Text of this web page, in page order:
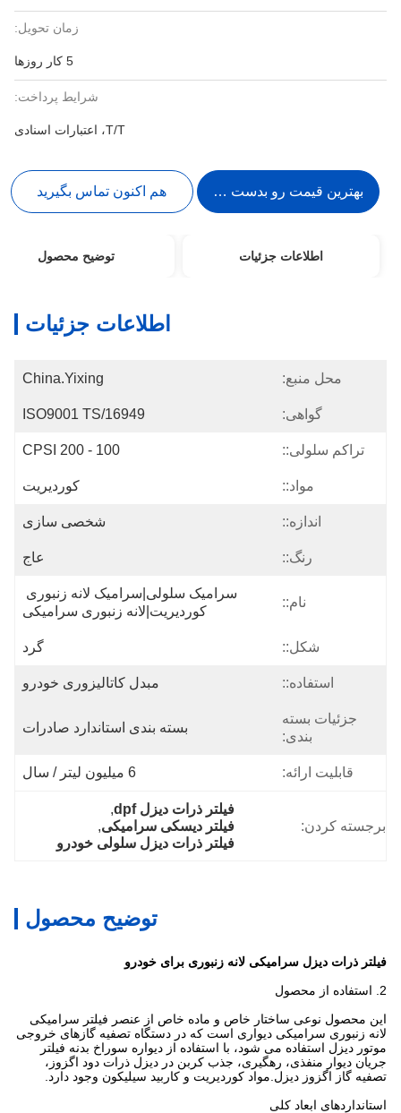
زمان تحویل:
5 کار روزها
شرایط پرداخت:
T/T، اعتبارات اسنادی
بهترین قیمت رو بدست بیار هم اکنون تماس بگیرید
اطلاعات جزئیات توضیح محصول
اطلاعات جزئیات
محل منبع: China.Yixing
گواهی: ISO9001 TS/16949
تراکم سلولی:: 100 - 200 CPSI
مواد:: کوردیریت
اندازه:: شخصی سازی
رنگ:: عاج
نام::
سرامیک سلولی|سرامیک لانه زنبوری
کوردیریت|لانه زنبوری سرامیکی
شکل:: گرد
استفاده:: مبدل کاتالیزوری خودرو
جزئیات بسته
بندی:
بسته بندی استاندارد صادرات
قابلیت ارائه: 6 میلیون لیتر / سال
برجسته کردن:
فیلتر ذرات دیزل dpf
,
فیلتر دیسکی سرامیکی ,
فیلتر ذرات دیزل سلولی خودرو
توضیح محصول
فیلتر ذرات دیزل سرامیکی لانه زنبوری برای خودرو
این محصول نوعی ساختار خاص و ماده خاص از عنصر فیلتر سرامیکی
لانه زنبوری سرامیکی دیواری است که در دستگاه تصفیه گازهای خروجی
موتور دیزل استفاده می شود، با استفاده از دیواره سوراخ بدنه فیلتر
جریان دیوار منفذی، رهگیری، جذب کربن در دیزل ذرات دود اگزوز،
تصفیه گاز اگزوز دیزل.مواد کوردیریت و کاربید سیلیکون وجود دارد.
استانداردهای ابعاد کلی